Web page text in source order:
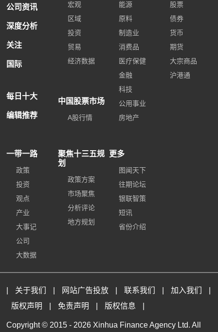
公司资讯
深度分析
关注
国际
每日十大
编辑推荐
宏观
区域
投资
贸易
经济数据
中国股票市场
A股行情
能源
原料
制造业
消费品
医疗保健
金融
科技
公用事业
房地产
股票
债券
货币
期货
大宗商品
沪港通
一带一路
政策
投资
观点
产业
大事记
公司
大数据
聚焦十三五规
划
政策方案
市场聚焦
分析评论
地方规划
更多
图闻天下
往期论坛
银联智策
短讯
省份介绍
关于我们 网站广告投放 联系我们 加入我们
版权声明
免责声明 版权信息
Copyright © 2015 - 2026 Xinhua Finance Agency Ltd. All